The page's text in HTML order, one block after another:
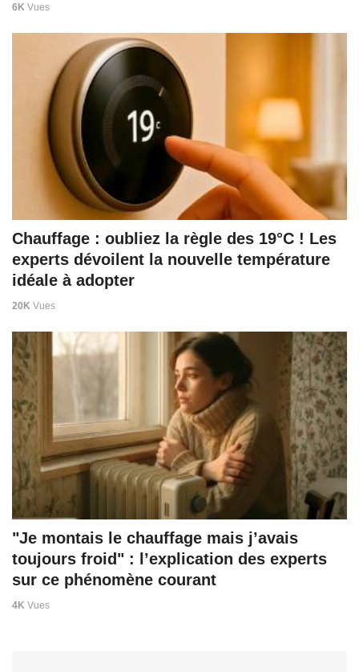
6K Vues
Chauffage : oubliez la règle des 19°C ! Les
experts dévoilent la nouvelle température
idéale à adopter
20K Vues
"Je montais le chauffage mais j’avais
toujours froid" : l’explication des experts
sur ce phénomène courant
4K Vues